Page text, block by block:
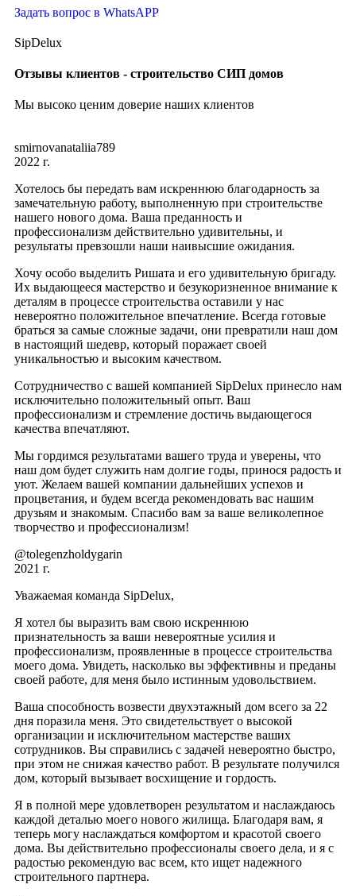
Задать вопрос в WhatsAPP
SipDelux
Отзывы клиентов - строительство СИП домов
Мы высоко ценим доверие наших клиентов
smirnovanataliia789
2022 г.
Хотелось бы передать вам искреннюю благодарность за
замечательную работу, выполненную при строительстве
нашего нового дома. Ваша преданность и
профессионализм действительно удивительны, и
результаты превзошли наши наивысшие ожидания.
Хочу особо выделить Ришата и его удивительную бригаду.
Их выдающееся мастерство и безукоризненное внимание к
деталям в процессе строительства оставили у нас
невероятно положительное впечатление. Всегда готовые
браться за самые сложные задачи, они превратили наш дом
в настоящий шедевр, который поражает своей
уникальностью и высоким качеством.
Сотрудничество с вашей компанией SipDelux принесло нам
исключительно положительный опыт. Ваш
профессионализм и стремление достичь выдающегося
качества впечатляют.
Мы гордимся результатами вашего труда и уверены, что
наш дом будет служить нам долгие годы, принося радость и
уют. Желаем вашей компании дальнейших успехов и
процветания, и будем всегда рекомендовать вас нашим
друзьям и знакомым. Спасибо вам за ваше великолепное
творчество и профессионализм!
@tolegenzholdygarin
2021 г.
Уважаемая команда SipDelux,
Я хотел бы выразить вам свою искреннюю
признательность за ваши невероятные усилия и
профессионализм, проявленные в процессе строительства
моего дома. Увидеть, насколько вы эффективны и преданы
своей работе, для меня было истинным удовольствием.
Ваша способность возвести двухэтажный дом всего за 22
дня поразила меня. Это свидетельствует о высокой
организации и исключительном мастерстве ваших
сотрудников. Вы справились с задачей невероятно быстро,
при этом не снижая качество работ. В результате получился
дом, который вызывает восхищение и гордость.
Я в полной мере удовлетворен результатом и наслаждаюсь
каждой деталью моего нового жилища. Благодаря вам, я
теперь могу наслаждаться комфортом и красотой своего
дома. Вы действительно профессионалы своего дела, и я с
радостью рекомендую вас всем, кто ищет надежного
строительного партнера.